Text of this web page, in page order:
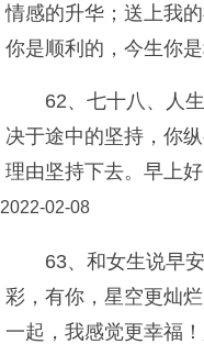
情感的升华；送上我
你是顺利的，今生你
62、七十八、人
决于途中的坚持，你
理由坚持下去。早上好
2022-02-08
63、和女生说早
彩，有你，星空更灿
一起，我感觉更幸福